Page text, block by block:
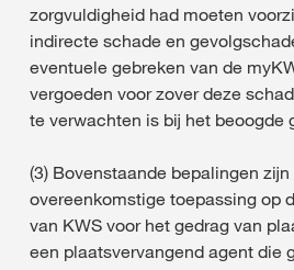
zorgvuldigheid had moeten
indirecte schade en
eventuele gebreken van de
vergoeden voor zover deze
te verwachten is bij het beoogde
(3) Bovenstaande bepalingen zijn
overeenkomstige toepassing op
van KWS voor het gedrag van
een plaatsvervangend agent die